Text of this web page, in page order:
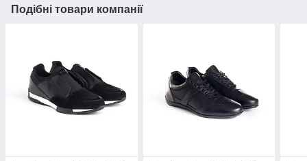
Подібні товари компанії